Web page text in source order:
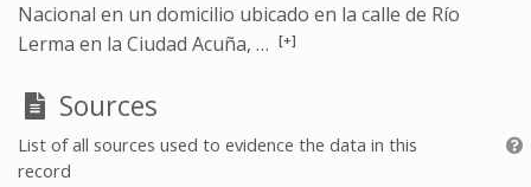
Nacional en un domicilio ubicado en la calle de Río
Lerma en la Ciudad Acuña, … [+]
Sources
List of all sources used to evidence the data in this
record